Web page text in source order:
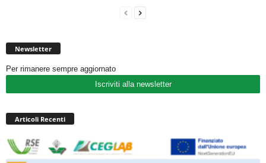
Newsletter
Per rimanere sempre aggiornato
Iscriviti alla newsletter
Articoli Recenti